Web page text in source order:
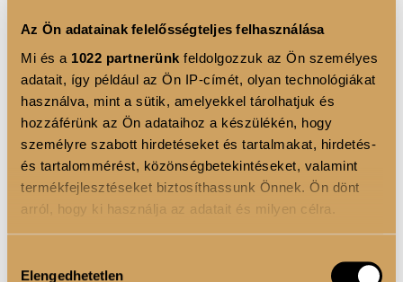
Az Ön adatainak felelősségteljes felhasználása
Mi és a 1022 partnerünk feldolgozzuk az Ön személyes
adatait, így például az Ön IP-címét, olyan technológiákat
használva, mint a sütik, amelyekkel tárolhatjuk és
hozzáférünk az Ön adataihoz a készülékén, hogy
személyre szabott hirdetéseket és tartalmakat, hirdetés-
és tartalommérést, közönségbetekintéseket, valamint
termékfejlesztéseket biztosíthassunk Önnek. Ön dönt
arról, hogy ki használja az adatait és milyen célra.
Információgyűjtés az Ön földrajzi elhelyezkedéséről
Elengedhetetlen
kívánt világosítás mértéke, a haj állapota, a használt
technika típusa, a munkakörnyezet hőmérséklete!
6. A terméket egyenletesen vigye fel, használjon
védőkesztyűt és ecsetet!
7. Ne használjon hőt! A hő alkalmazása nem
szükséges a professzionális eredmények eléréséhez!
Ne lépje túl a maximális kezelési időt!